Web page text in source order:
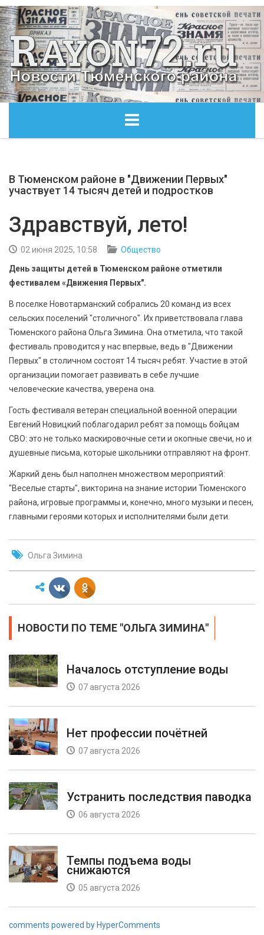
ОБЩЕСТВО
БЕЗОПАСНОСТЬ
СПОРТ
АРХИВ PDF
В Тюменском районе в "Движении Первых"
участвует 14 тысяч детей и подростков
Здравствуй, лето!
02 июня 2025, 10:58
Общество
День защиты детей в Тюменском районе отметили
фестивалем «Движения Первых".
В поселке Новотарманский собрались 20 команд из всех
сельских поселений "столичного". Их приветствовала глава
Тюменского района Ольга Зимина. Она отметила, что такой
фестиваль проводится у нас впервые, ведь в "Движении
Первых" в столичном состоят 14 тысяч ребят. Участие в этой
организации помогает развивать в себе лучшие
человеческие качества, уверена она.
Гость фестиваля ветеран специальной военной операции
Евгений Новицкий поблагодарил ребят за помощь бойцам
СВО: это не только маскировочные сети и окопные свечи, но и
душевные письма, которые школьники отправляют на фронт.
Жаркий день был наполнен множеством мероприятий:
"Веселые старты", викторина на знание истории Тюменского
района, игровые программы и, конечно, много музыки и песен,
главными героями которых и исполнителями были дети.
Ольга Зимина
НОВОСТИ ПО ТЕМЕ "ОЛЬГА ЗИМИНА"
Началось отступление воды
07 августа 2026
Нет профессии почётней
07 августа 2026
Устранить последствия паводка
06 августа 2026
Темпы подъема воды
снижаются
05 августа 2026
comments powered by HyperComments